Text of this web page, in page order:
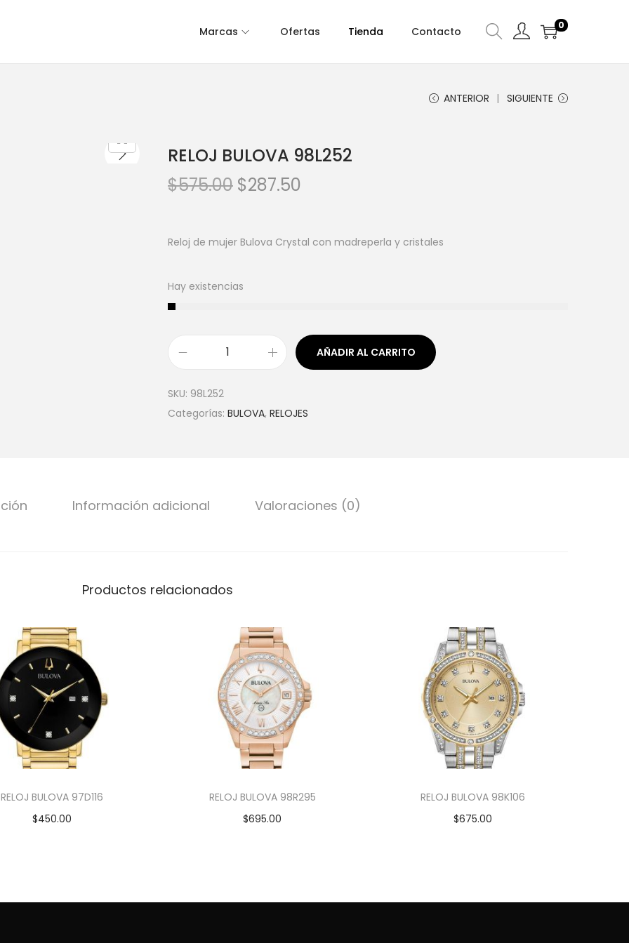
Marcas Ofertas Tienda Contacto 0
ANTERIOR SIGUIENTE
RELOJ BULOVA 98L252
$575.00 $287.50
Reloj de mujer Bulova Crystal con madreperla y cristales
Hay existencias
AÑADIR AL CARRITO
SKU: 98L252
Categorías: BULOVA, RELOJES
Información adicional Valoraciones (0)
Productos relacionados
RELOJ BULOVA 97D116
$450.00
RELOJ BULOVA 98R295
$695.00
RELOJ BULOVA 98K106
$675.00